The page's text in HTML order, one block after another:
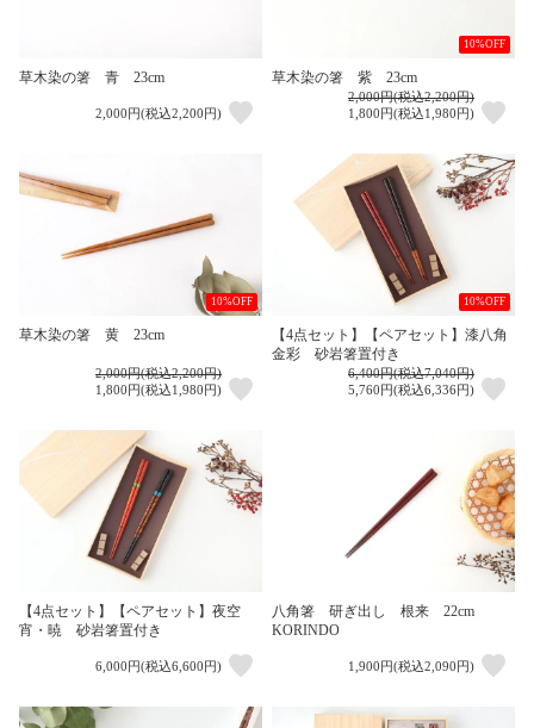
草木染の箸 青 23cm
2,000円(税込2,200円)
10%OFF
草木染の箸 紫 23cm
2,000円(税込2,200円)
1,800円(税込1,980円)
10%OFF
草木染の箸 黄 23cm
2,000円(税込2,200円)
1,800円(税込1,980円)
10%OFF
【4点セット】【ペアセット】漆八角
金彩 砂岩箸置付き
6,400円(税込7,040円)
5,760円(税込6,336円)
【4点セット】【ペアセット】夜空
宵・暁 砂岩箸置付き
6,000円(税込6,600円)
八角箸 研ぎ出し 根来 22cm
KORINDO
1,900円(税込2,090円)